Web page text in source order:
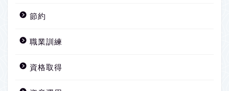
節約
職業訓練
資格取得